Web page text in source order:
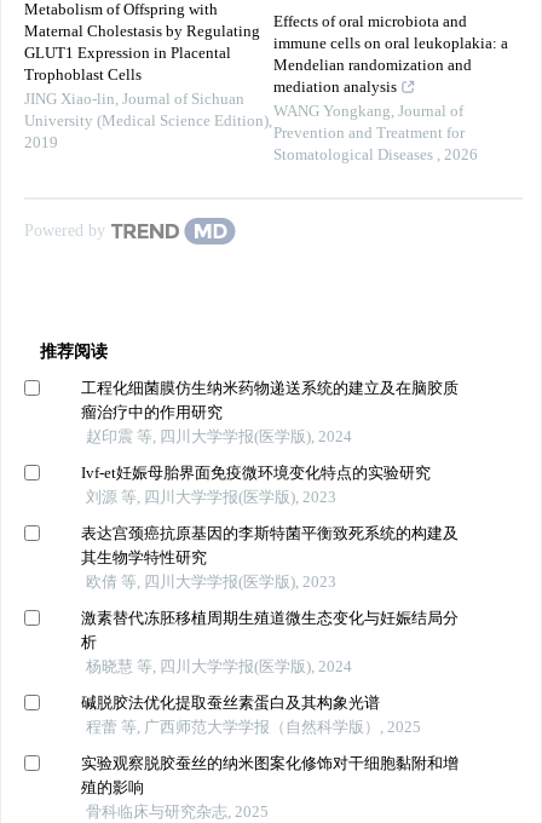
Metabolism of Offspring with
Maternal Cholestasis by Regulating
GLUT1 Expression in Placental
Trophoblast Cells
JING Xiao-lin, Journal of Sichuan
University (Medical Science Edition),
2019
Effects of oral microbiota and
immune cells on oral leukoplakia: a
Mendelian randomization and
mediation analysis
WANG Yongkang, Journal of
Prevention and Treatment for
Stomatological Diseases , 2026
Powered by
推荐阅读
工程化细菌膜仿生纳米药物递送系统的建立及在脑胶质
瘤治疗中的作用研究
赵印震 等, 四川大学学报(医学版), 2024
Ivf-et妊娠母胎界面免疫微环境变化特点的实验研究
刘源 等, 四川大学学报(医学版), 2023
表达宫颈癌抗原基因的李斯特菌平衡致死系统的构建及
其生物学特性研究
欧倩 等, 四川大学学报(医学版), 2023
激素替代冻胚移植周期生殖道微生态变化与妊娠结局分
析
杨晓慧 等, 四川大学学报(医学版), 2024
碱脱胶法优化提取蚕丝素蛋白及其构象光谱
程蕾 等, 广西师范大学学报（自然科学版）, 2025
实验观察脱胶蚕丝的纳米图案化修饰对干细胞黏附和增
殖的影响
骨科临床与研究杂志, 2025